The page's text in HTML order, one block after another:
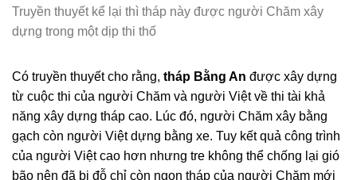
Truyền thuyết kể lại thì tháp này được người Chăm xây
dựng trong một dịp thi thố
Có truyền thuyết cho rằng, tháp Bằng An được xây dựng
từ cuộc thi của người Chăm và người Việt về thi tài khả
năng xây dựng tháp cao. Lúc đó, người Chăm xây bằng
gạch còn người Việt dựng bằng xe. Tuy kết quả công trình
của người Việt cao hơn nhưng tre không thể chống lại gió
bão nên đã bị đỗ chỉ còn ngọn tháp của người Chăm mới